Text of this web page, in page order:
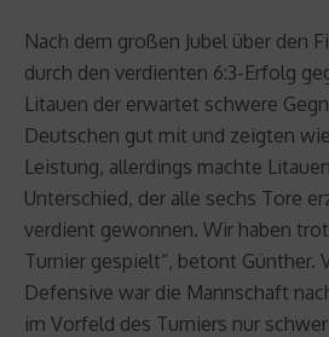
Nach dem großen Jubel über den
durch den verdienten 6:3-Erfolg
Litauen der erwartet schwere
Deutschen gut mit und zeigten
Leistung, allerdings machte
Unterschied, der alle sechs Tore
verdient gewonnen. Wir haben
Turnier gespielt“, betont Günther.
Defensive war die Mannschaft
im Vorfeld des Turniers nur